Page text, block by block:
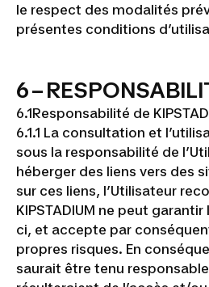
le respect des modalités
présentes conditions
6 –
6.1Responsabilité de
6.1.1 La consultation et
sous la responsabilité de
héberger des liens vers des
sur ces liens, l’Utilisateur
KIPSTADIUM ne peut
ci, et accepte par
propres risques. En
saurait être tenu